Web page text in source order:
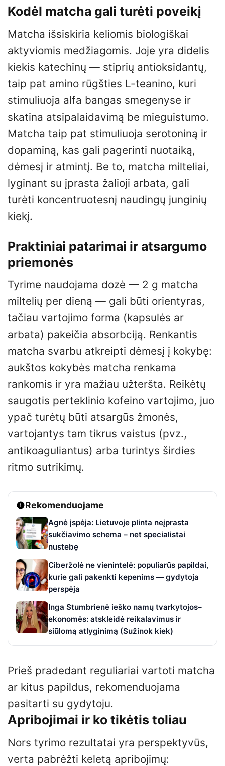
Kodėl matcha gali turėti poveikį
Matcha išsiskiria keliomis biologiškai
aktyviomis medžiagomis. Joje yra didelis
kiekis katechinų — stiprių antioksidantų,
taip pat amino rūgšties L-teanino, kuri
stimuliuoja alfa bangas smegenyse ir
skatina atsipalaidavimą be mieguistumo.
Matcha taip pat stimuliuoja serotoniną ir
dopaminą, kas gali pagerinti nuotaiką,
dėmesį ir atmintį. Be to, matcha milteliai,
lyginant su įprasta žalioji arbata, gali
turėti koncentruotesnį naudingų junginių
kiekį.
Praktiniai patarimai ir atsargumo
priemonės
Tyrime naudojama dozė — 2 g matcha
miltelių per dieną — gali būti orientyras,
tačiau vartojimo forma (kapsulės ar
arbata) pakeičia absorbciją. Renkantis
matcha svarbu atkreipti dėmesį į kokybę:
aukštos kokybės matcha renkama
rankomis ir yra mažiau užteršta. Reikėtų
saugotis perteklinio kofeino vartojimo, juo
ypač turėtų būti atsargūs žmonės,
vartojantys tam tikrus vaistus (pvz.,
antikoaguliantus) arba turintys širdies
ritmo sutrikimų.
Rekomenduojame
Agnė įspėja: Lietuvoje plinta neįprasta
sukčiavimo schema – net specialistai
nustebę
Ciberžolė ne vienintelė: populiarūs papildai,
kurie gali pakenkti kepenims — gydytoja
perspėja
Inga Stumbrienė ieško namų tvarkytojos–
ekonomės: atskleidė reikalavimus ir
siūlomą atlyginimą (Sužinok kiek)
Prieš pradedant reguliariai vartoti matcha
ar kitus papildus, rekomenduojama
pasitarti su gydytoju.
Apribojimai ir ko tikėtis toliau
Nors tyrimo rezultatai yra perspektyvūs,
verta pabrėžti keletą apribojimų: